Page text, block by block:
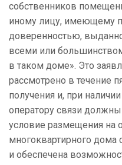
собственников
иному лицу, имеющему
доверенностью,
всеми или
в таком доме». Это
рассмотрено в течение
получения и, при
оператору связи
условие размещения на
многоквартирного дома
и обеспечена